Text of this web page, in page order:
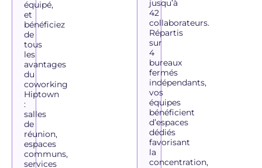
équipé,
et
bénéficiez
de
tous
les
avantages
du
coworking
Hiptown
:
salles
de
réunion,
espaces
communs,
services
jusqu’à
42
collaborateurs.
Répartis
sur
4
bureaux
fermés
indépendants,
vos
équipes
bénéficient
d’espaces
dédiés
favorisant
la
concentration,